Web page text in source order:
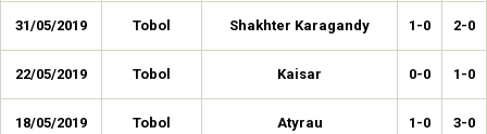
31/05/2019 Tobol Shakhter Karagandy 1-0 2-0
22/05/2019 Tobol Kaisar 0-0 1-0
18/05/2019 Tobol Atyrau 1-0 3-0